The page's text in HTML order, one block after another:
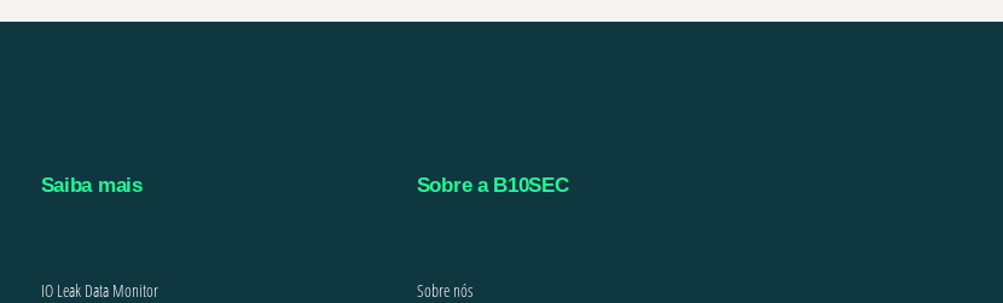
Saiba mais
IO Leak Data Monitor
Sobre a B10SEC
Sobre nós